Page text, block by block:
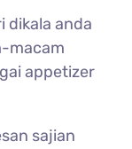
dikala anda
macam
appetizer
sajian